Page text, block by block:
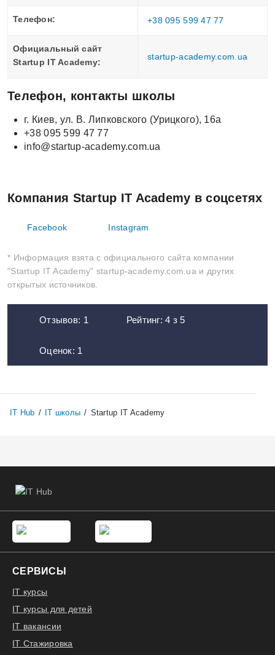
Телефон: +38 095 599 47 77
Официальный сайт
Startup IT Academy:
startup-academy.com.ua
Телефон, контакты школы
г. Киев, ул. В. Липковского (Урицкого), 16а
+38 095 599 47 77
info@startup-academy.com.ua
Компания Startup IT Academy в соцсетях
Facebook Instagram
* Информация взята с официального сайта компании
"Startup IT Academy" startup-academy.com.ua и других
открытых источников.
Отзывов: 1 Рейтинг:4 з5
Оценок: 1
IT Hub / IT школы / Startup IT Academy
СЕРВИСЫ
IT курсы
IT курсы для детей
IT вакансии
IT Стажировка